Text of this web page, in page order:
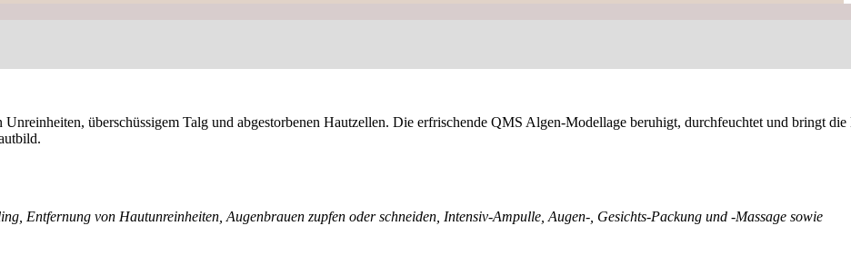
überschüssigem Talg und abgestorbenen Hautzellen. Die erfrischende QMS Algen-Modellage beruhigt, durchfeuchtet und bringt die
Entfernung von Hautunreinheiten, Augenbrauen zupfen oder schneiden, Intensiv-Ampulle, Augen-, Gesichts-Packung und -Massage sowie